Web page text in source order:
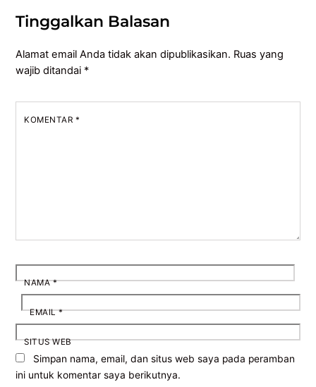
Tinggalkan Balasan
Alamat email Anda tidak akan dipublikasikan. Ruas yang
wajib ditandai *
KOMENTAR *
NAMA*
EMAIL*
SITUS WEB
Simpan nama, email, dan situs web saya pada peramban
ini untuk komentar saya berikutnya.